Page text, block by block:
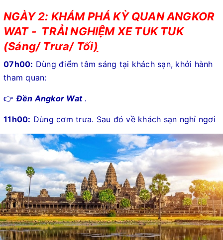
NGÀY 2: KHÁM PHÁ KỲ QUAN ANGKOR
WAT - TRẢI NGHIỆM XE TUK TUK
(Sáng/ Trưa/ Tối)
07h00: Dùng điểm tâm sáng tại khách sạn, khởi hành
tham quan:
👉Đền Angkor Wat .
11h00: Dùng cơm trưa. Sau đó về khách sạn nghỉ ngơi